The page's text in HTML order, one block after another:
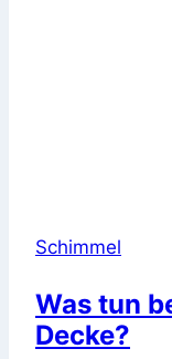
Schimmel
Was tun
Decke?